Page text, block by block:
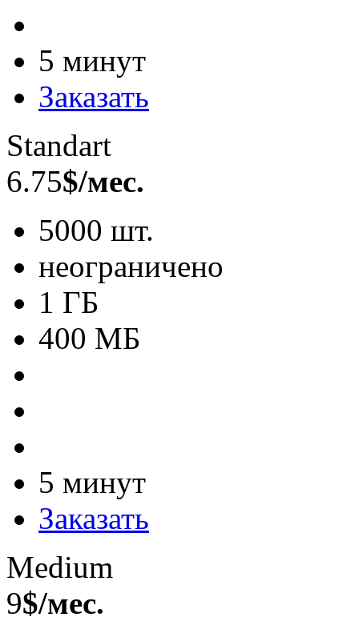
5 минут
Заказать
Standart
6.75$/мес.
5000 шт.
неограничено
1 ГБ
400 МБ
5 минут
Заказать
Medium
9$/мес.